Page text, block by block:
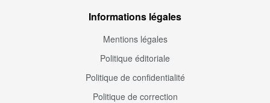
Informations légales
Mentions légales
Politique éditoriale
Politique de confidentialité
Politique de correction